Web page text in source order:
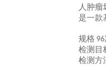
人肿
是一款
规格 96
检测目
检测方